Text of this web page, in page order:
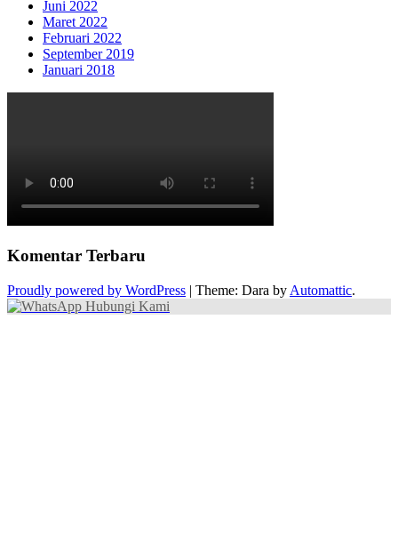
Juni 2022
Maret 2022
Februari 2022
September 2019
Januari 2018
Komentar Terbaru
Proudly powered by WordPress | Theme: Dara by Automattic.
Hubungi Kami